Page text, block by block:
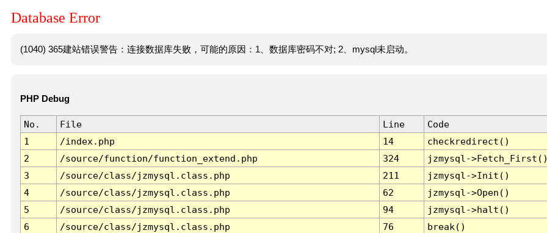
Database Error
(1040) 365建站错误警告：连接数据库失败，可能的原因：1、数据库密码不对; 2、mysql未启动。
PHP Debug
No. File Line
Code
1
/index.php 14
checkredirect()
2
/source/function/function_extend.php 324
jzmysql-
3
/source/class/jzmysql.class.php 211
jzmysql->Init()
4
/source/class/jzmysql.class.php 62
jzmysql->Open()
5
/source/class/jzmysql.class.php 94
jzmysql->halt()
6
/source/class/jzmysql.class.php 76 break()